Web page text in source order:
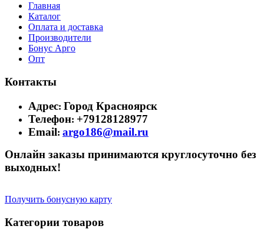
Главная
Каталог
Оплата и доставка
Производители
Бонус Арго
Опт
Контакты
Адрес: Город Красноярск
Телефон: +79128128977
Email: argo186@mail.ru
Онлайн заказы принимаются круглосуточно без
выходных!
Получить бонусную карту
Категории товаров